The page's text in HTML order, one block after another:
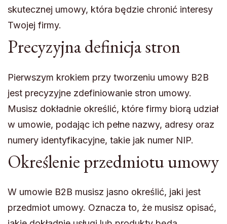
skutecznej umowy, która będzie chronić interesy
Twojej firmy.
Precyzyjna definicja stron
Pierwszym krokiem przy tworzeniu umowy B2B
jest precyzyjne zdefiniowanie stron umowy.
Musisz dokładnie określić, które firmy biorą udział
w umowie, podając ich pełne nazwy, adresy oraz
numery identyfikacyjne, takie jak numer NIP.
Określenie przedmiotu umowy
W umowie B2B musisz jasno określić, jaki jest
przedmiot umowy. Oznacza to, że musisz opisać,